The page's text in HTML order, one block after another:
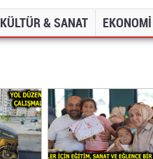
KÜLTÜR & SANAT EKONOMİ